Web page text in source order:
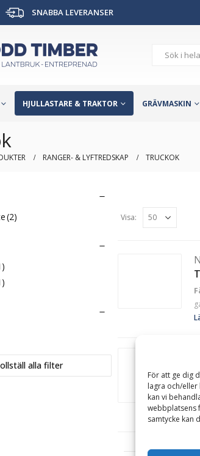
För att ge dig
lagra och/
kan vi
webbplatsens
samtycke kan
SNABBA LEVERANSER
HJULLASTARE & TRAKTOR GRÄVMASKIN
RANGER- & LYFTREDSKAP TRUCKOK
(2)
alla filter
Visa: